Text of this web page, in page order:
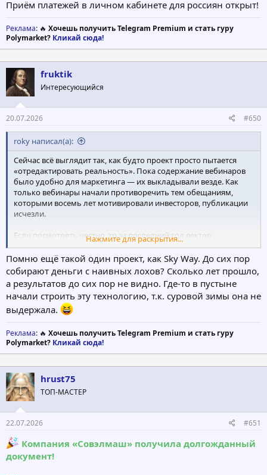
Приём платежей в личном кабинете для россиян открыт!
Реклама: 🔥 Хочешь получить Telegram Premium и стать гуру
Polymarket? Кликай сюда!
fruktik
Интересующийся
20.07.2026 #650
roky написал(а):
Сейчас всё выглядит так, как будто проект просто пытается
«отредактировать реальность». Пока содержание вебинаров
было удобно для маркетинга — их выкладывали везде. Как
только вебинары начали противоречить тем обещаниям,
которыми восемь лет мотивировали инвесторов, публикации
исчезли.
Если посмотреть честно, то за последний год вектор
полностью поменялся. Вместо фраз о «массовой
промышленности», «контрактах», «глобальной экспансии» и
«вот-вот запуске» теперь звучит другое: неопределённость по
срокам, откаты по партнёрам, признание внутренних проблем,
уход ключевых фигур, отсутствие данных по инвесторам,
долги, и даже юридические вопросы. То есть вебинары стали
не инструментом продвижения, а набором неудобных фактов.
Нажмите для раскрытия...
Помню ещё такой один проект, как Sky Way. До сих пор
собирают деньги с наивных лохов? Сколько лет прошло,
а результатов до сих пор не видно. Где-то в пустыне
начали строить эту технологию, т.к. суровой зимы она не
выдержала.
Реклама: 🔥 Хочешь получить Telegram Premium и стать гуру
Polymarket? Кликай сюда!
hrust75
ТОП-МАСТЕР
22.07.2026 #651
Компания «Совэлмаш» получила долгожданный
документ!